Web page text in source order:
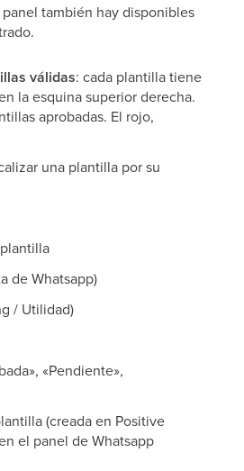
también hay disponibles
válidas: cada plantilla tiene
la esquina superior derecha.
aprobadas. El rojo,
una plantilla por su
de Whatsapp)
/ Utilidad)
«Pendiente»,
(creada en Positive
el panel de Whatsapp